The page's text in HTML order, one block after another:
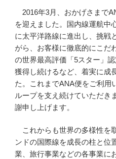
2016年3月、おかげさまで
を迎えました。国内線運航中
に太平洋路線に進出し、挑戦
がら、お客様に徹底的にこだ
の世界最高評価「5スター」
獲得し続けるなど、着実に成
た。これまでANA便をご利用
ループを支え続けていただき
謝申し上げます。
これからも世界の多様性を
ンドの国際線を成長の柱と位
業、旅行事業などの各事業に